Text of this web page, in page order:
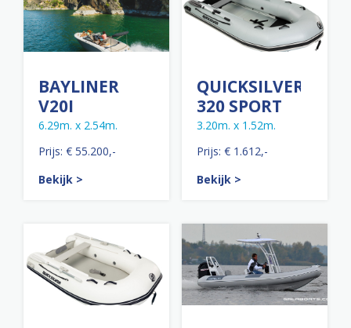
BAYLINER
V20I
6.29m. x 2.54m.
Prijs: € 55.200,-
Bekijk >
QUICKSILVER
320 SPORT
3.20m. x 1.52m.
Prijs: € 1.612,-
Bekijk >